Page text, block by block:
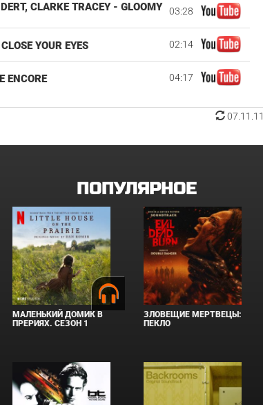
CLARKE TRACEY - GLOOMY
03:28
YOUR EYES 02:14
ENCORE 04:17
07.11.11
ПОПУЛЯРНОЕ
МАЛЕНЬКИЙ ДОМИК В
ПРЕРИЯХ. СЕЗОН 1
ЗЛОВЕЩИЕ МЕРТВЕЦЫ:
ПЕКЛО